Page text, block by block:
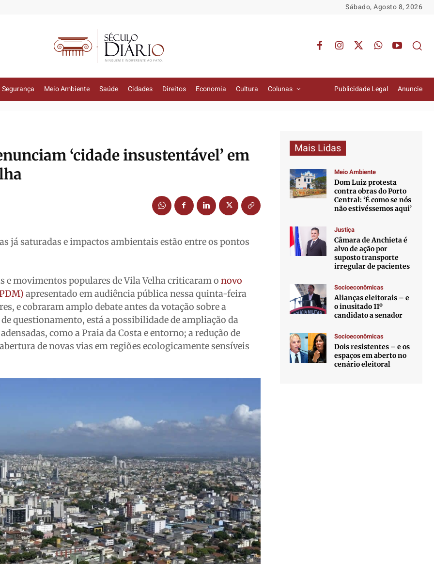
Sábado, Agosto 8, 2026
Segurança Meio Ambiente Saúde Cidades Direitos Economia Cultura Colunas Publicidade Legal Anuncie
‘cidade insustentável’ em
já saturadas e impactos ambientais estão entre os pontos
e movimentos populares de Vila Velha criticaram onovo
apresentado em audiência pública nessa quinta-feira
e cobraram amplo debate antes da votação sobre a
questionamento, está a possibilidade de ampliação da
como a Praia da Costa e entorno; a redução de
de novas vias em regiões ecologicamente sensíveis
Mais Lidas
Meio Ambiente
Dom Luiz protesta
contra obras do Porto
Central: ‘É como se nós
não estivéssemos aqui’
Justiça
Câmara de Anchieta é
alvo de ação por
suposto transporte
irregular de pacientes
Socioeconômicas
Alianças eleitorais – e
o inusitado 11º
candidato a senador
Socioeconômicas
Dois resistentes – e os
espaços em aberto no
cenário eleitoral